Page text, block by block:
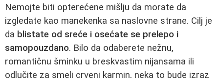
Nemojte biti opterećene mišlju da morate da
izgledate kao manekenka sa naslovne strane. Cilj je
da blistate od sreće i osećate se prelepo i
samopouzdano. Bilo da odaberete nežnu,
romantičnu šminku u breskvastim nijansama ili
odlučite za smeli crveni karmin, neka to bude izraz